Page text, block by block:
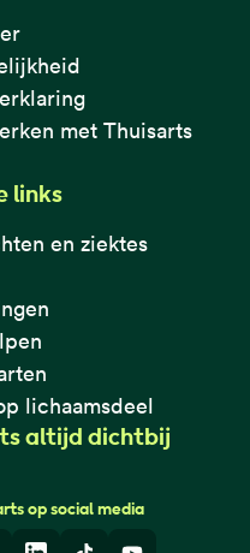
met Thuisarts
links
en ziektes
lichaamsdeel
altijd dichtbij
op social media